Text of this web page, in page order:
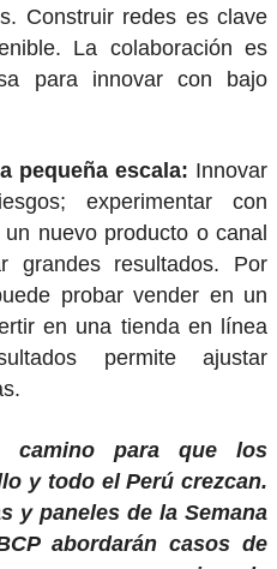
Construir redes es clave
La colaboración es
para innovar con bajo
pequeña escala: Innovar
experimentar con
nuevo producto o canal
grandes resultados. Por
probar vender en un
en una tienda en línea
permite ajustar
camino para que los
y todo el Perú crezcan.
y paneles de la Semana
abordarán casos de